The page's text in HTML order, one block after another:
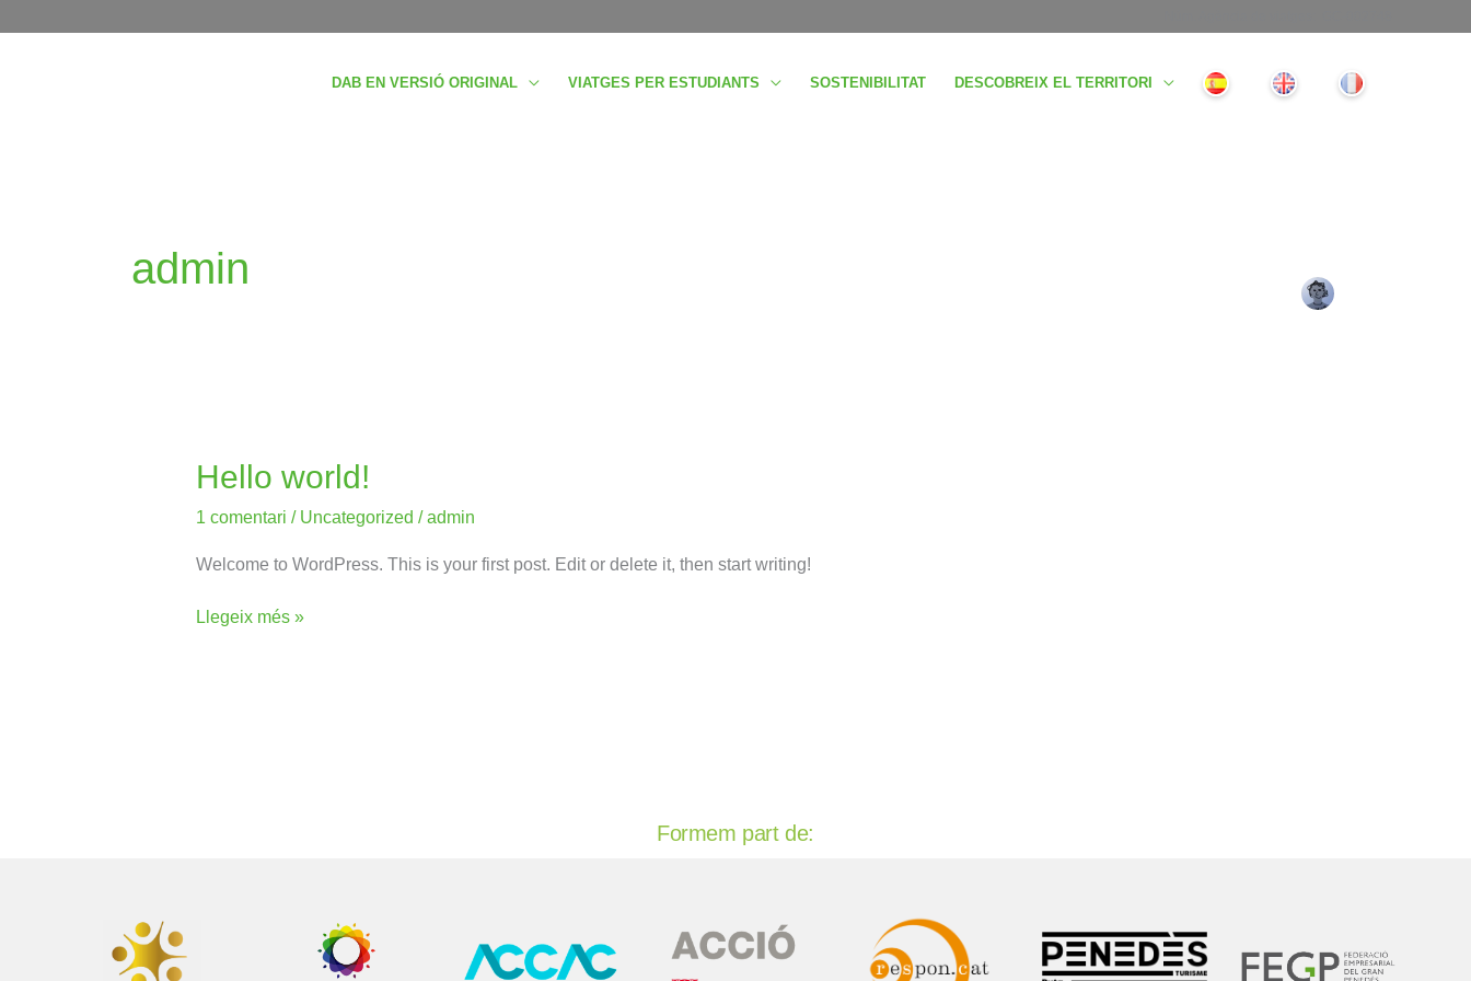
al
DAB EN VERSIÓ ORIGINAL VIATGES PER ESTUDIANTS SOSTENIBILITAT DESCOBREIX EL TERRITORI
admin
Hello world!
1 comentari / Uncategorized /admin
Welcome to WordPress. This is your first post. Edit or delete it, then start writing!
Hello
world!
Llegeix més »
Formem part de: